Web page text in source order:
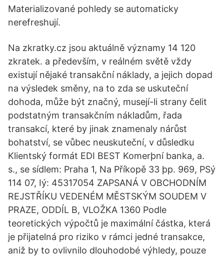
Materializované pohledy se automaticky
nerefreshují.
Na zkratky.cz jsou aktuálně významy 14 120
zkratek. a především, v reálném světě vždy
existují nějaké transakční náklady, a jejich dopad
na výsledek směny, na to zda se uskuteční
dohoda, může být značný, musejí-li strany čelit
podstatným transakčním nákladům, řada
transakcí, které by jinak znamenaly nárůst
bohatství, se vůbec neuskuteční, v důsledku
Klientský formát EDI BEST Komerþní banka, a.
s., se sídlem: Praha 1, Na Příkopě 33 þp. 969, PSý
114 07, Iý: 45317054 ZAPSANÁ V OBCHODNÍM
REJSTŘÍKU VEDENÉM MĚSTSKÝM SOUDEM V
PRAZE, ODDÍL B, VLOŽKA 1360 Podle
teoretických výpočtů je maximální částka, která
je přijatelná pro riziko v rámci jedné transakce,
aniž by to ovlivnilo dlouhodobé výhledy, pouze